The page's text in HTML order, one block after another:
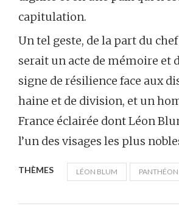
capitulation.
Un tel geste, de la part du chef
serait un acte de mémoire et
signe de résilience face aux
haine et de division, et un
France éclairée dont Léon
l’un des visages les plus
THÈMES LÉON BLUM PANTHÉON